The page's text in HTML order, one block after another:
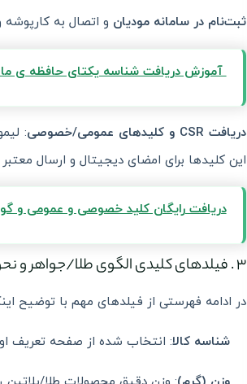
ثبت‌نام در سامانه مودیان و اتصال به
آموزش دریافت شناسه یکتای حافظه ی
دریافت CSR و کلیدهای عمومی/خصوصی
این کلیدها برای امضای دیجیتال و ارسال
دریافت رایگان کلید خصوصی و عمومی و گواهی
۳ . فیلدهای کلیدی الگوی طلا/جواهر و نحوه تکمیل دقیق آنها
در ادامه فهرستی از فیلدهای مهم با توضیح
شناسه کالا: انتخاب شده از صفحه تعریف